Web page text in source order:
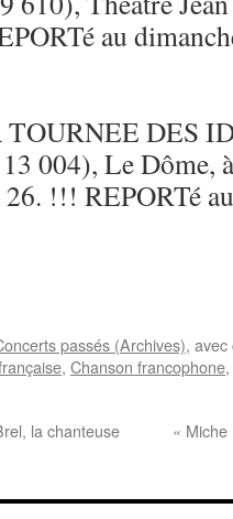
au
DES
004), Le Dôme,
26. !!! REPORTé
passés (Archives),
, Chanson francophone,
la chanteuse
« Miche